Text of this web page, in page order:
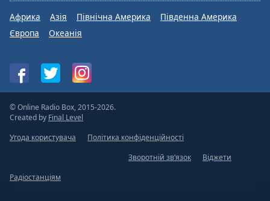
Африка Азія Північна Америка
Південна Америка
Європа
Океанія
© Online Radio Box, 2015-2026.
Created by Final Level
Угода користувача
Політика конфіденційності
Зворотній зв’язок
Віджети
Радіостанціям